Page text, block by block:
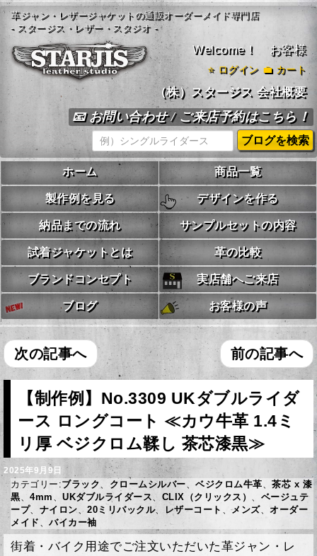
革ジャン・レザージャケットの通販オーダーメイド専門店
- スタージス・レザー・スタジオ -
Welcome！ お客様
⭐ ログイン 💼 カート
（株）スタージス 会社概要
📧 お問い合わせ / ご来店予約はこちら！
ホーム 商品一覧
製作例を見る デザインを作る
納品までの流れ サンプルセットの内容
試着ジャケットとは 革の比較
ブランドコンセプト 実店舗へご来店
ブログ お客様の声
次の記事へ 前の記事へ
【制作例】No.3309 UKダブルライダ
ース ロングコート ≪カウ牛革 1.4ミ
リ厚 ベジクロム鞣し 茶芯漆黒≫
2025年9月9日
カテゴリー:ブラック、 クロームシルバー、 ベジクロム牛革、 茶芯 x 漆
黒、 4mm 、 UKダブルライダース、 CLIX（クリックス） 、 ベージュテ
ープ、 ナイロン、 20ミリバックル、 レザーコート 、メンズ、 オーダー
メイド 、 バイカー袖
街着・バイク用途でご注文いただいた革ジャン・レ